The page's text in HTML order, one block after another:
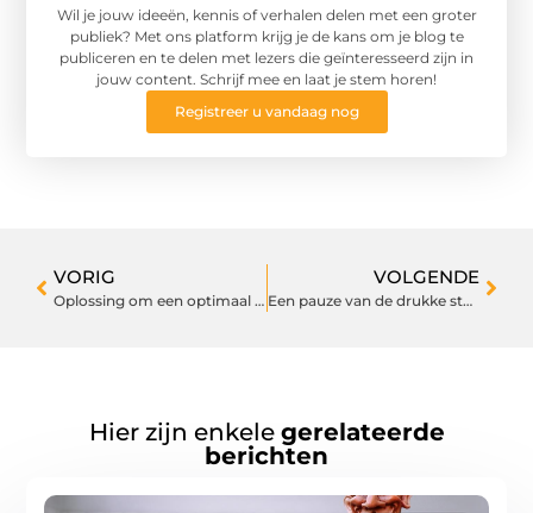
Wil je jouw ideeën, kennis of verhalen delen met een groter
publiek? Met ons platform krijg je de kans om je blog te
publiceren en te delen met lezers die geïnteresseerd zijn in
jouw content. Schrijf mee en laat je stem horen!
Registreer u vandaag nog
VORIG
Oplossing om een optimaal logistiek proces
VOLGENDE
Een pauze van de drukke stad in dit restaurant in de buurt van Kijkduin
Hier zijn enkele gerelateerde
berichten